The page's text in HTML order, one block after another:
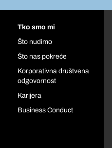
Tko smo mi
Što nudimo
Što nas pokreće
Korporativna društvena
odgovornost
Karijera
Business Conduct